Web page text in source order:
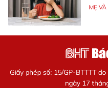
MẸ VÀ
Giấy phép số: 15/GP-BTTTT
ngày 17